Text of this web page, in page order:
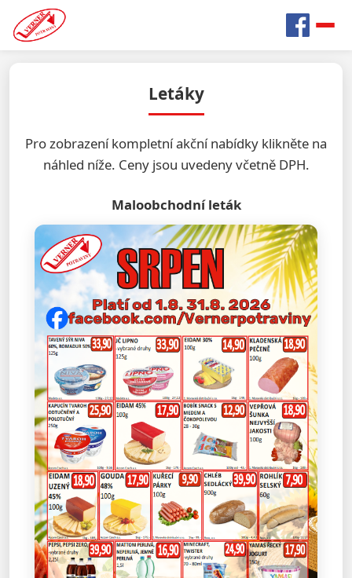
Letáky
Pro zobrazení kompletní akční nabídky klikněte na
náhled níže. Ceny jsou uvedeny včetně DPH.
Maloobchodní leták